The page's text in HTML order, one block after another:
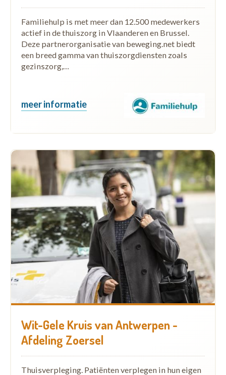
Familiehulp is met meer dan 12.500 medewerkers
actief in de thuiszorg in Vlaanderen en Brussel.
Deze partnerorganisatie van beweging.net biedt
een breed gamma van thuiszorgdiensten zoals
gezinszorg,…
meer informatie
Wit-Gele Kruis van Antwerpen -
Afdeling Zoersel
Thuisverpleging. Patiënten verplegen in hun eigen